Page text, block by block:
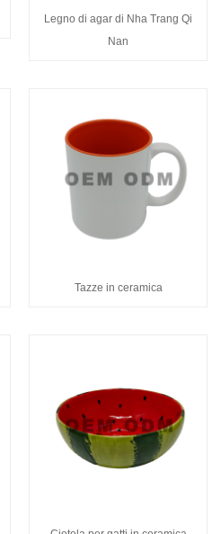
Legno di agar di Nha Trang Qi
Nan
Tazze in ceramica